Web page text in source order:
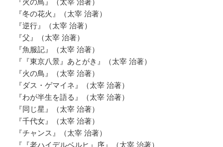
『火の鳥』（太宰 治著）
『冬の花火』（太宰 治著）
『逆行』（太宰 治著）
『父』（太宰 治著）
『魚服記』（太宰 治著）
『『東京八景』あとがき』（太宰 治著）
『火の鳥』（太宰 治著）
『ダス・ゲマイネ』（太宰 治著）
『わが半生を語る』（太宰 治著）
『同じ星』（太宰 治著）
『千代女』（太宰 治著）
『チャンス』（太宰 治著）
『『老ハイデルベルヒ』序』（太宰 治著）